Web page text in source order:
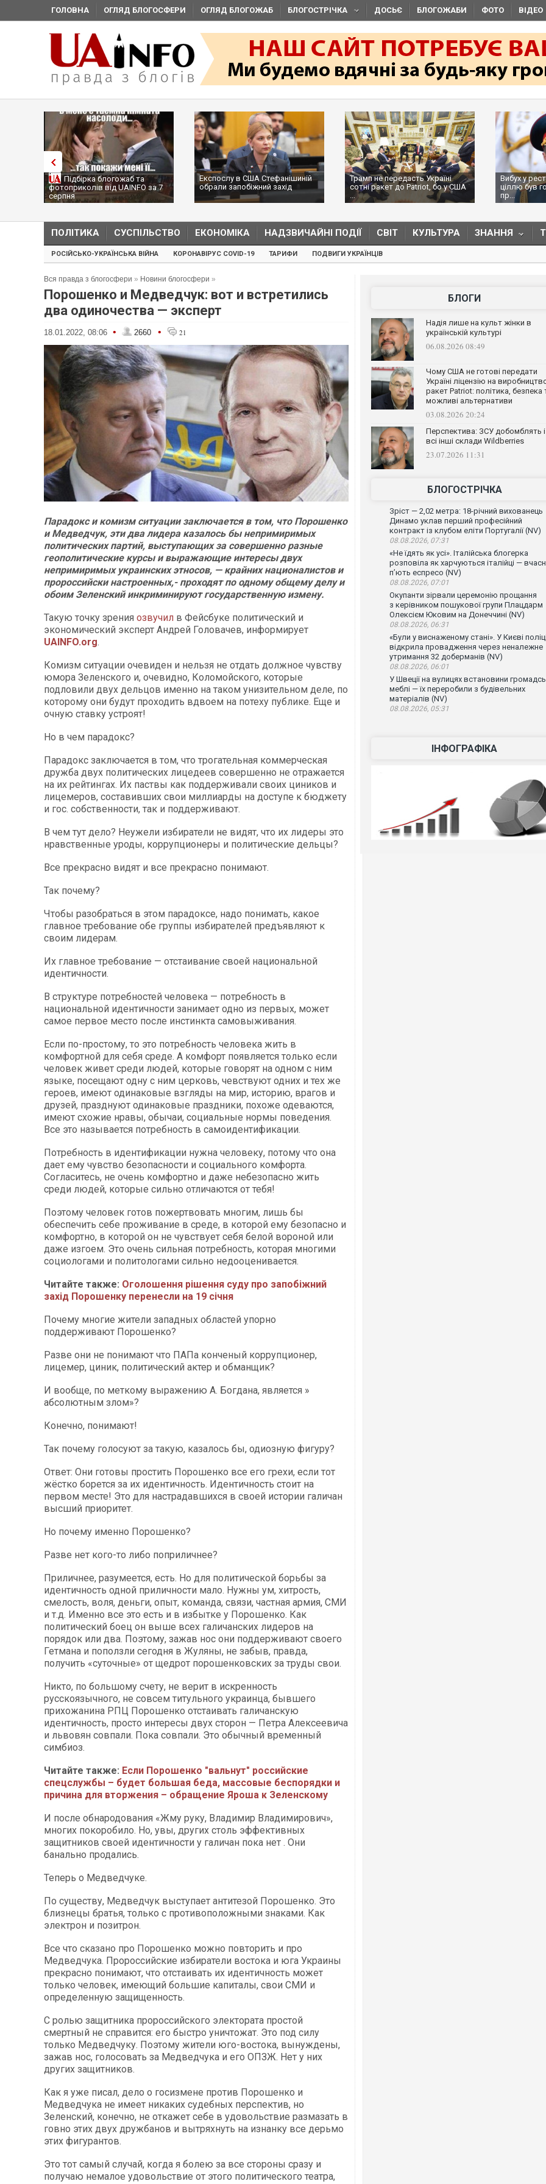
ГОЛОВНА ОГЛЯД БЛОГОСФЕРИ ОГЛЯД БЛОГОЖАБ БЛОГОСТРІЧКА ДОСЬЄ БЛОГОЖАБИ ФОТО ВІДЕО
Підбірка блогожаб та
фотоприколів від UAINFO за 7
серпня
Експослу в США Стефанішиній
обрали запобіжний захід
Трамп не передасть Україні
сотні ракет до Patriot, бо у США
...
Вибух у
ціллю був
пр...
ПОЛІТИКА СУСПІЛЬСТВО ЕКОНОМІКА НАДЗВИЧАЙНІ ПОДІЇ СВІТ КУЛЬТУРА ЗНАННЯ
РОСІЙСЬКО-УКРАЇНСЬКА ВІЙНА КОРОНАВІРУС COVID-19 ТАРИФИ ПОДВИГИ УКРАЇНЦІВ
Вся правда з блогосфери » Новини блогосфери »
Порошенко и Медведчук: вот и встретились
два одиночества — эксперт
18.01.2022, 08:06 • 2660 • 21
Парадокс и комизм ситуации заключается в том, что Порошенко
и Медведчук, эти два лидера казалось бы непримиримых
политических партий, выступающих за совершенно разные
геополитические курсы и выражающие интересы двух
непримиримых украинских этносов, — крайних националистов и
пророссийски настроенных,- проходят по одному общему делу и
обоим Зеленский инкриминируют государственную измену.
Такую точку зрения озвучил в Фейсбуке политический и
экономический эксперт Андрей Головачев, информирует
UAINFO.org.
Комизм ситуации очевиден и нельзя не отдать должное чувству
юмора Зеленского и, очевидно, Коломойского, которые
подловили двух дельцов именно на таком унизительном деле, по
которому они будут проходить вдвоем на потеху публике. Еще и
очную ставку устроят!
Но в чем парадокс?
Парадокс заключается в том, что трогательная коммерческая
дружба двух политических лицедеев совершенно не отражается
на их рейтингах. Их паствы как поддерживали своих циников и
лицемеров, составивших свои миллиарды на доступе к бюджету
и гос. собственности, так и поддерживают.
В чем тут дело? Неужели избиратели не видят, что их лидеры это
нравственные уроды, коррупционеры и политические дельцы?
Все прекрасно видят и все прекрасно понимают.
Так почему?
Чтобы разобраться в этом парадоксе, надо понимать, какое
главное требование обе группы избирателей предъявляют к
своим лидерам.
Их главное требование — отстаивание своей национальной
идентичности.
В структуре потребностей человека — потребность в
национальной идентичности занимает одно из первых, может
самое первое место после инстинкта самовыживания.
Если по-простому, то это потребность человека жить в
комфортной для себя среде. А комфорт появляется только если
человек живет среди людей, которые говорят на одном с ним
языке, посещают одну с ним церковь, чевствуют одних и тех же
героев, имеют одинаковые взгляды на мир, историю, врагов и
друзей, празднуют одинаковые праздники, похоже одеваются,
имеют схожие нравы, обычаи, социальные нормы поведения.
Все это называется потребность в самоидентификации.
Потребность в идентификации нужна человеку, потому что она
дает ему чувство безопасности и социального комфорта.
Согласитесь, не очень комфортно и даже небезопасно жить
среди людей, которые сильно отличаются от тебя!
Поэтому человек готов пожертвовать многим, лишь бы
обеспечить себе проживание в среде, в которой ему безопасно и
комфортно, в которой он не чувствует себя белой вороной или
даже изгоем. Это очень сильная потребность, которая многими
социологами и политологами сильно недооценивается.
Читайте также: Оголошення рішення суду про запобіжний
захід Порошенку перенесли на 19 січня
Почему многие жители западных областей упорно
поддерживают Порошенко?
Разве они не понимают что ПАПа конченый коррупционер,
лицемер, циник, политический актер и обманщик?
И вообще, по меткому выражению А. Богдана, является »
абсолютным злом»?
Конечно, понимают!
Так почему голосуют за такую, казалось бы, одиозную фигуру?
Ответ: Они готовы простить Порошенко все его грехи, если тот
жёстко борется за их идентичность. Идентичность стоит на
первом месте! Это для настрадавшихся в своей истории галичан
высший приоритет.
Но почему именно Порошенко?
Разве нет кого-то либо поприличнее?
Приличнее, разумеется, есть. Но для политической борьбы за
идентичность одной приличности мало. Нужны ум, хитрость,
смелость, воля, деньги, опыт, команда, связи, частная армия, СМИ
и т.д. Именно все это есть и в избытке у Порошенко. Как
политический боец он выше всех галичанских лидеров на
порядок или два. Поэтому, зажав нос они поддерживают своего
Гетмана и поползли сегодня в Жуляны, не забыв, правда,
получить «суточные» от щедрот порошенковских за труды свои.
Никто, по большому счету, не верит в искренность
русскоязычного, не совсем титульного украинца, бывшего
прихожанина РПЦ Порошенко отстаивать галичанскую
идентичность, просто интересы двух сторон — Петра Алексеевича
и львовян совпали. Пока совпали. Это обычный временный
симбиоз.
Читайте также: Если Порошенко "вальнут" российские
спецслужбы – будет большая беда, массовые беспорядки и
причина для вторжения – обращение Яроша к Зеленскому
И после обнародования «Жму руку, Владимир Владимирович»,
многих покоробило. Но, увы, других столь эффективных
защитников своей идентичности у галичан пока нет . Они
банально продались.
Теперь о Медведчуке.
По существу, Медведчук выступает антитезой Порошенко. Это
близнецы братья, только с противоположными знаками. Как
электрон и позитрон.
Все что сказано про Порошенко можно повторить и про
Медведчука. Пророссийские избиратели востока и юга Украины
прекрасно понимают, что отстаивать их идентичность может
только человек, имеющий большие капиталы, свои СМИ и
определенную защищенность.
С ролью защитника пророссийского электората простой
смертный не справится: его быстро уничтожат. Это под силу
только Медведчуку. Поэтому жители юго-востока, вынуждены,
зажав нос, голосовать за Медведчука и его ОПЗЖ. Нет у них
других защитников.
Как я уже писал, дело о госизмене против Порошенко и
Медведчука не имеет никаких судебных перспектив, но
Зеленский, конечно, не откажет себе в удовольствие размазать в
говно этих двух дружбанов и вытряхнуть на изнанку все дерьмо
этих фигурантов.
Это тот самый случай, когда я болею за все стороны сразу и
получаю немалое удовольствие от этого политического театра,
БЛОГИ
Надія лише на культ жінки в
українській культурі
06.08.2026 08:49
Чому США не готові передати
Україні ліцензію на
ракет Patriot: політика, безпека
можливі альтернативи
03.08.2026 20:24
Перспектива: ЗСУ добомблять і
всі інші склади Wildberries
23.07.2026 11:31
БЛОГОСТРІЧКА
Зріст — 2,02 метра: 18-річний вихованець
Динамо уклав перший професійний
контракт із клубом еліти Португалії (NV)
08.08.2026, 07:31
«Не їдять як усі». Італійська блогерка
розповіла як харчуються італійці —
п’ють еспресо (NV)
08.08.2026, 07:01
Окупанти зірвали церемонію прощання
з керівником пошукової групи Плацдарм
Олексієм Юковим на Донеччині (NV)
08.08.2026, 06:31
«Були у виснаженому стані». У Києві
відкрила провадження через неналежне
утримання 32 доберманів (NV)
08.08.2026, 06:01
У Швеції на вулицях встановини
меблі — їх переробили з будівельних
матеріалів (NV)
08.08.2026, 05:31
ІНФОГРАФІКА